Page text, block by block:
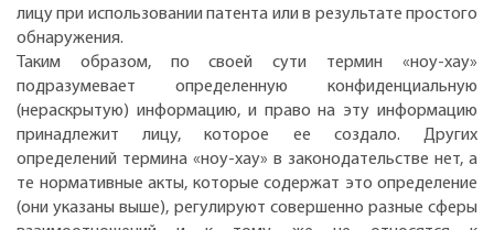
лицу при использовании патента или в результате простого
обнаружения.
Таким образом, по своей сути термин «ноу-хау»
подразумевает определенную конфиденциальную
(нераскрытую) информацию, и право на эту информацию
принадлежит лицу, которое ее создало. Других
определений термина «ноу-хау» в законодательстве нет, а
те нормативные акты, которые содержат это определение
(они указаны выше), регулируют совершенно разные сферы